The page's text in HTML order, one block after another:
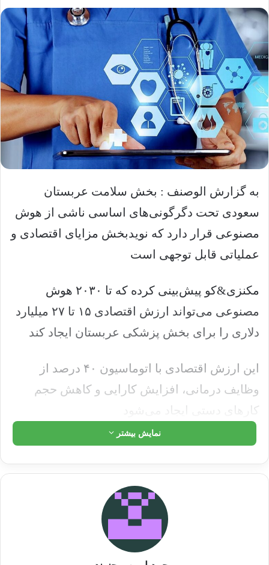
به گزارش الوصنف : بخش سلامت عربستان
سعودی تحت دگرگونی‌های اساسی ناشی از هوش
مصنوعی قرار دارد که نویدبخش مزایای اقتصادی و
عملیاتی قابل توجهی است
مکنزی&کو پیش‌بینی کرده که تا ۲۰۳۰ هوش
مصنوعی می‌تواند ارزش اقتصادی ۱۵ تا ۲۷ میلیارد
دلاری را برای بخش پزشکی عربستان ایجاد کند
این ارزش اقتصادی با اتوماسیون ۴۰ درصد از
وظایف درمانی، افزایش کارایی و کاهش حجم
کارهای دستی ایجاد می‌شود
بیمارستان مجازی SEHA در عربستان سعودی از
هوش مصنوعی برای تریاژ بیماران و از آخرین
فناوری‌های تصویربرداری برای کمک به تفسیر
اسکن از راه دور استفاده می‌کند. این بیمارستان
ظرفیت درمان بیش از ۴۰۰ هزار بیمار را در سال
نمایش بیشتر